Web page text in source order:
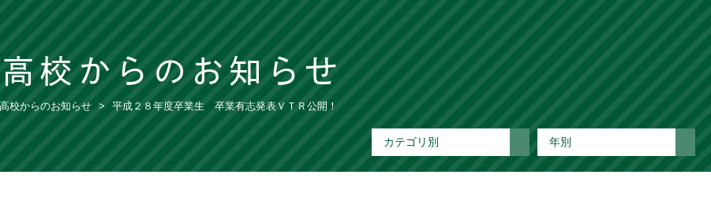
校からのお知らせ
校からのお知らせ 平成２８年度卒業生 卒業有志発表ＶＴＲ公開！
カテゴリ別 年別